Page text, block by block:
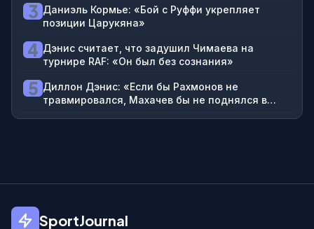
3 Даниэль Кормье: «Бой с Руффи укрепляет
позиции Царукяна»
4 Дэнис считает, что задушил Чимаева на
турнире RAF: «Он был без сознания»
5 Диллон Дэнис: «Если бы Рахмонов не
травмировался, Махачев бы не поднялся в
SportJournal